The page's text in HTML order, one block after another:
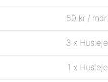
50 kr / mdr.
3 x Husleje
1 x Husleje